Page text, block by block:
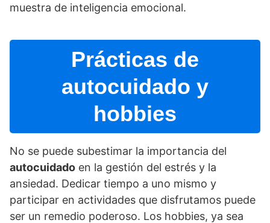
muestra de inteligencia emocional.
Prácticas de
autocuidado y
hobbies
No se puede subestimar la importancia del
autocuidado en la gestión del estrés y la
ansiedad. Dedicar tiempo a uno mismo y
participar en actividades que disfrutamos puede
ser un remedio poderoso. Los hobbies, ya sea